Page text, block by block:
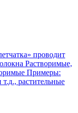
проводит
Растворимые,
Примеры:
растительные